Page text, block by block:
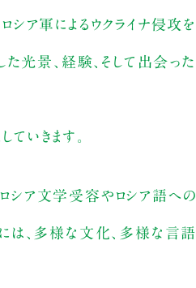
ア軍によるウクライナ侵攻を
光景、経験、そして出会った
ていきます。
シア文学受容やロシア語への
は、多様な文化、多様な言語